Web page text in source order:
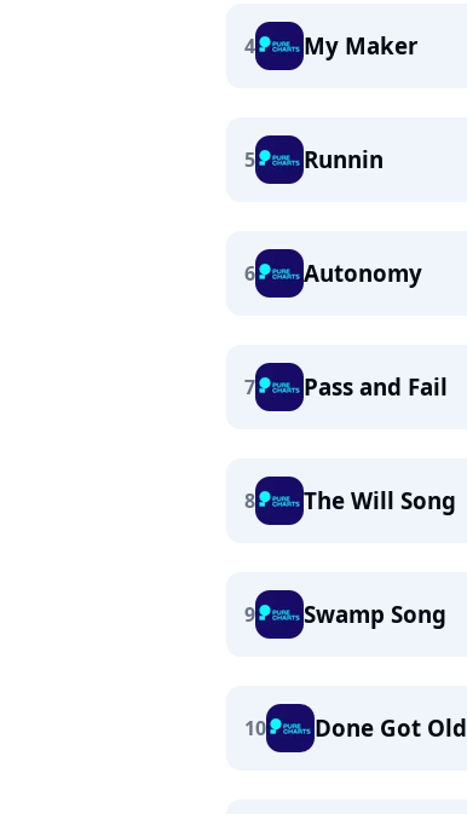
4 My Maker
5 Runnin
6 Autonomy
7 Pass and Fail
8 The Will Song
9 Swamp Song
10 Done Got Old